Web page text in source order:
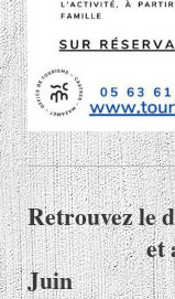
Retrouvez
et
Juin